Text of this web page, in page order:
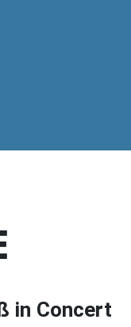
in Concert